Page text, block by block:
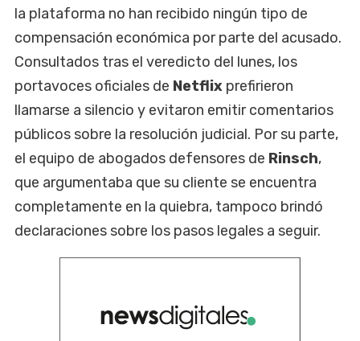
la plataforma no han recibido ningún tipo de
compensación económica por parte del acusado.
Consultados tras el veredicto del lunes, los
portavoces oficiales de Netflix prefirieron
llamarse a silencio y evitaron emitir comentarios
públicos sobre la resolución judicial. Por su parte,
el equipo de abogados defensores de Rinsch,
que argumentaba que su cliente se encuentra
completamente en la quiebra, tampoco brindó
declaraciones sobre los pasos legales a seguir.